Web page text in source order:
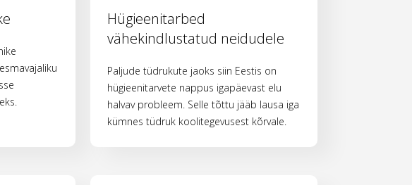
Hügieenitarbed
vähekindlustatud neidudele
Paljude tüdrukute jaoks siin Eestis on
hügieenitarvete nappus igapäevast elu
halvav probleem. Selle tõttu jääb lausa iga
kümnes tüdruk koolitegevusest kõrvale.